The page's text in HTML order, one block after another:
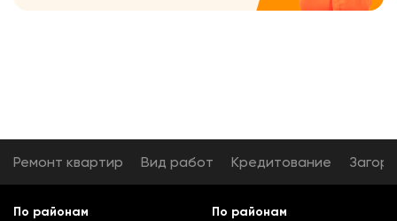
Ремонт квартир Вид работ Кредитование
По районам По районам